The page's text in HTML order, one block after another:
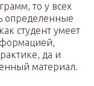
то у всех
определенные
студент умеет
да и
материал.